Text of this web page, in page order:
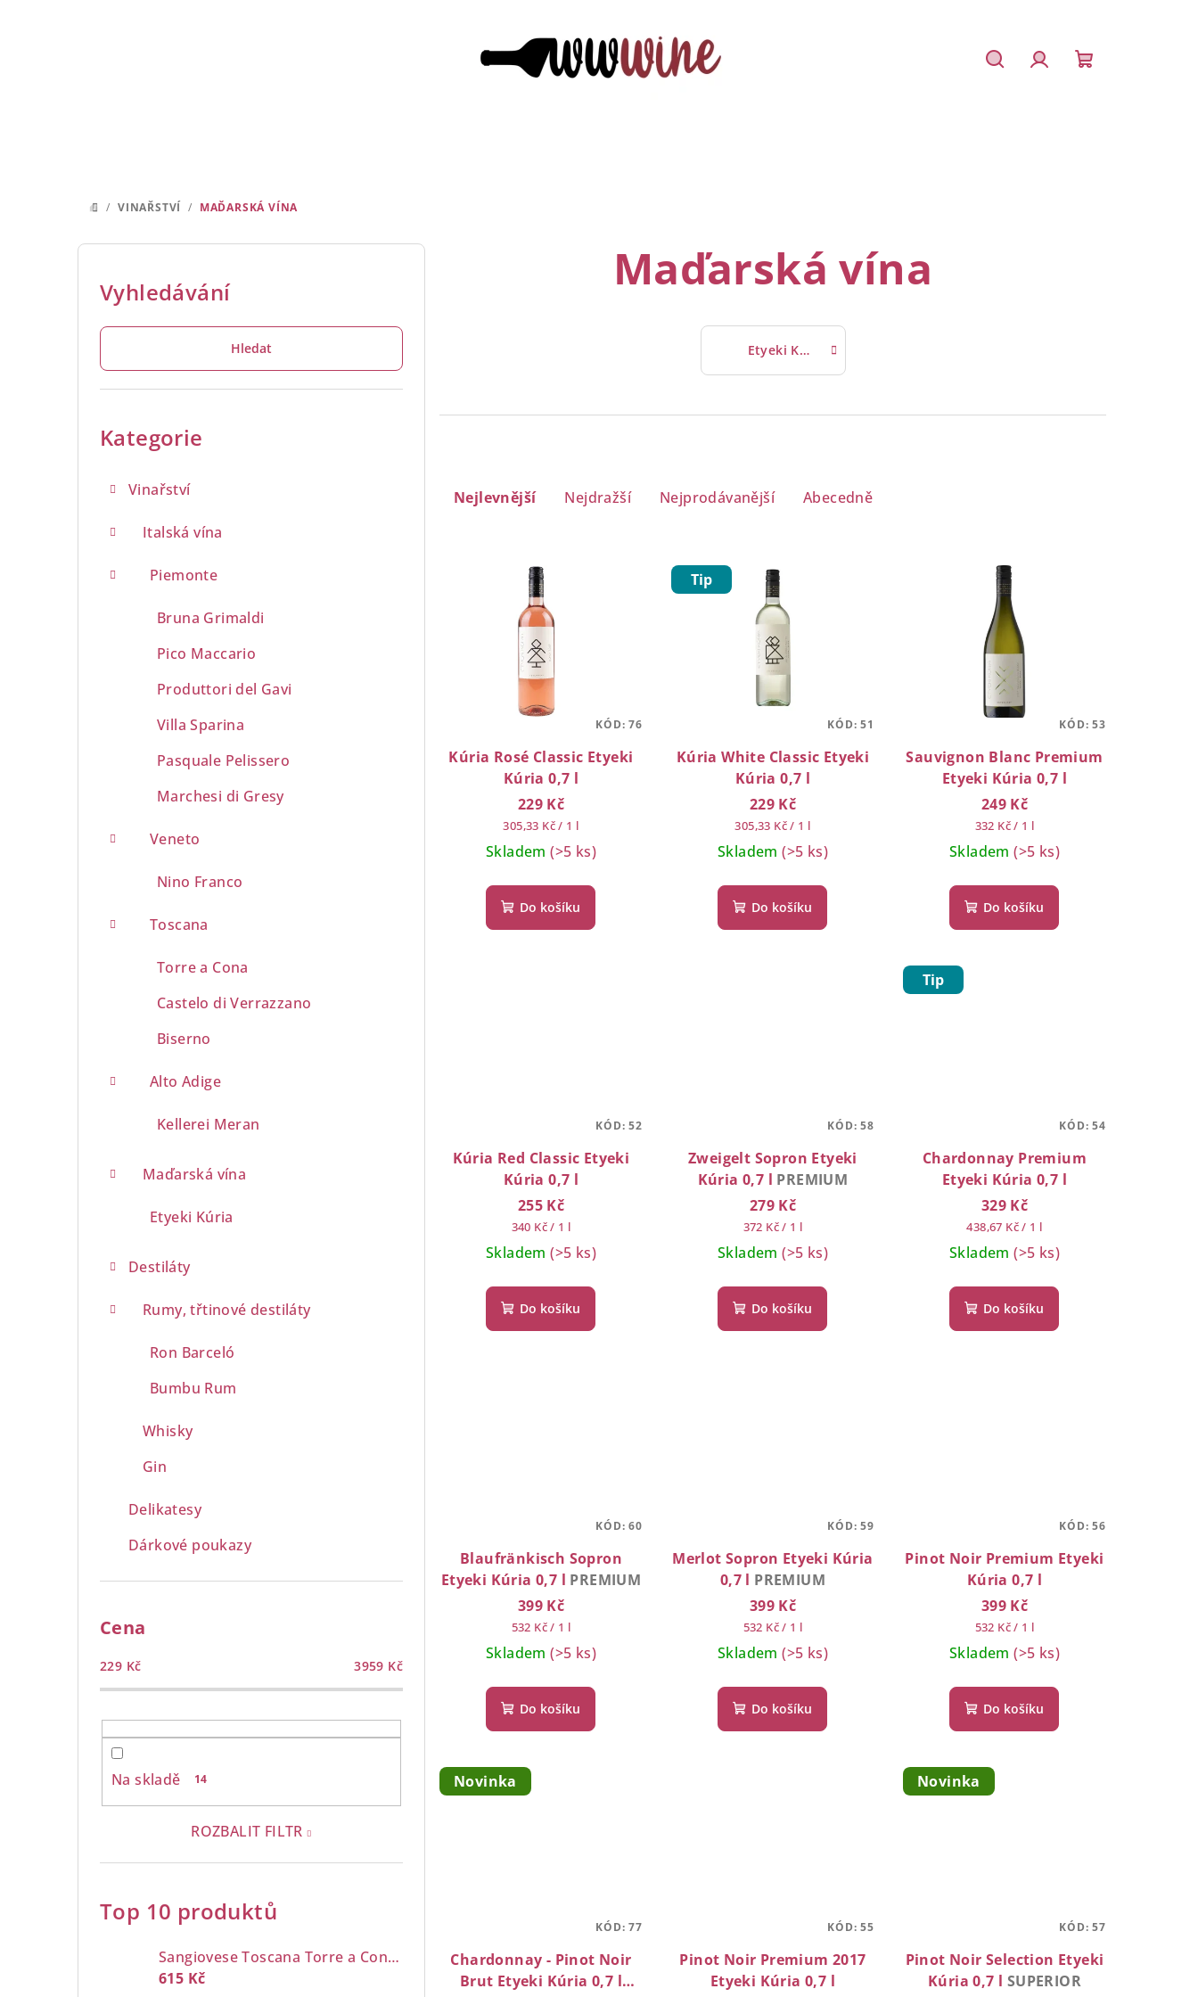
DOMŮ
/ VINAŘSTVÍ / MAĎARSKÁ VÍNA
P
Vyhledávání
Hledat
Kategorie
Vinařství
Italská vína
Piemonte
Bruna Grimaldi
Pico Maccario
Produttori del Gavi
Villa Sparina
Pasquale Pelissero
Marchesi di Gresy
Veneto
Nino Franco
Toscana
Torre a Cona
Castelo di Verrazzano
Biserno
Alto Adige
Kellerei Meran
Maďarská vína
Etyeki Kúria
Destiláty
Rumy, třtinové destiláty
Ron Barceló
Bumbu Rum
Whisky
Gin
Delikatesy
Dárkové poukazy
Cena
229 Kč 3959 Kč
Na skladě 14
ROZBALIT FILTR
Top 10 produktů
Sangiovese Toscana Torre a Cona 0,7 l
IGT TERRE DI CINO
615 Kč
Maďarská vína
Etyeki Kúria
a
o
Nejlevnější Nejdražší Nejprodávanější Abecedně
r
Kúria Rosé Classic Etyeki
Kúria 0,7 l
229 Kč
Měrná
cena:
305,33 Kč / 1 l
Skladem(>5 ks)
Do košíku
KÓD:76
Tip
Kúria White Classic Etyeki
Kúria 0,7 l
229 Kč
Měrná
cena:
305,33 Kč / 1 l
Skladem(>5 ks)
Do košíku
KÓD:51
Sauvignon Blanc Premium
Etyeki Kúria 0,7 l
249 Kč
Měrná
cena:
332 Kč / 1 l
Skladem(>5 ks)
Do košíku
KÓD:53
Kúria Red Classic Etyeki
Kúria 0,7 l
255 Kč
Měrná
cena:
340 Kč / 1 l
Skladem(>5 ks)
Do košíku
KÓD:52
Zweigelt Sopron Etyeki
Kúria 0,7 l PREMIUM
279 Kč
Měrná
cena:
372 Kč / 1 l
Skladem(>5 ks)
Do košíku
KÓD:58
Tip
Chardonnay Premium
Etyeki Kúria 0,7 l
329 Kč
Měrná
cena:
438,67 Kč / 1 l
Skladem(>5 ks)
Do košíku
KÓD:54
Blaufränkisch Sopron
Etyeki Kúria 0,7 l PREMIUM
399 Kč
Měrná
cena:
532 Kč / 1 l
Skladem(>5 ks)
Do košíku
KÓD:60
Merlot Sopron Etyeki Kúria
0,7 l PREMIUM
399 Kč
Měrná
cena:
532 Kč / 1 l
Skladem(>5 ks)
Do košíku
KÓD:59
Pinot Noir Premium Etyeki
Kúria 0,7 l
399 Kč
Měrná
cena:
532 Kč / 1 l
Skladem(>5 ks)
Do košíku
KÓD:56
Novinka
Chardonnay - Pinot Noir
Brut Etyeki Kúria 0,7 l
KÓD:77
Pinot Noir Premium 2017
Etyeki Kúria 0,7 l
KÓD:55
Novinka
Pinot Noir Selection Etyeki
Kúria 0,7 l SUPERIOR
KÓD:57